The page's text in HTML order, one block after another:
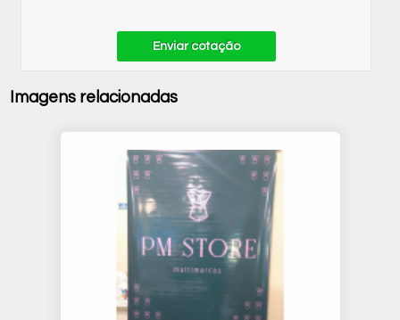
Enviar cotação
Imagens relacionadas